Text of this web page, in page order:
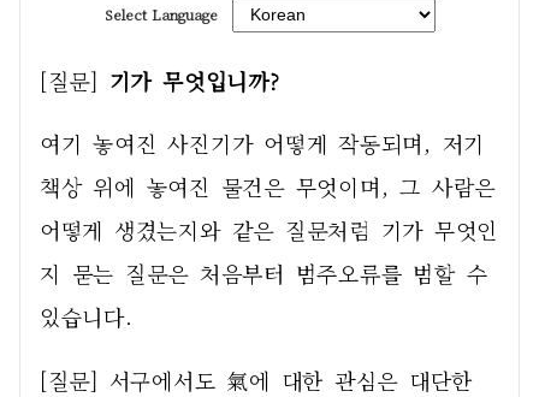
Select Language
[질문] 기가 무엇입니까?
여기 놓여진 사진기가 어떻게 작동되며, 저기
책상 위에 놓여진 물건은 무엇이며, 그 사람은
어떻게 생겼는지와 같은 질문처럼 기가 무엇인
지 묻는 질문은 처음부터 범주오류를 범할 수
있습니다.
[질문] 서구에서도 氣에 대한 관심은 대단한